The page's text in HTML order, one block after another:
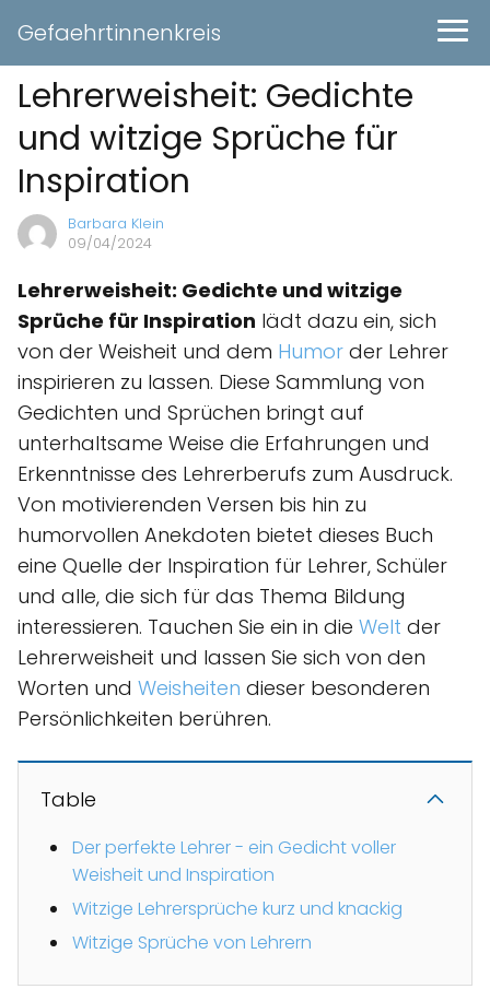
Gefaehrtinnenkreis
Lehrerweisheit: Gedichte
und witzige Sprüche für
Inspiration
Barbara Klein
09/04/2024
Lehrerweisheit: Gedichte und witzige
Sprüche für Inspiration lädt dazu ein, sich
von der Weisheit und dem Humor der Lehrer
inspirieren zu lassen. Diese Sammlung von
Gedichten und Sprüchen bringt auf
unterhaltsame Weise die Erfahrungen und
Erkenntnisse des Lehrerberufs zum Ausdruck.
Von motivierenden Versen bis hin zu
humorvollen Anekdoten bietet dieses Buch
eine Quelle der Inspiration für Lehrer, Schüler
und alle, die sich für das Thema Bildung
interessieren. Tauchen Sie ein in die Welt der
Lehrerweisheit und lassen Sie sich von den
Worten und Weisheiten dieser besonderen
Persönlichkeiten berühren.
Table
Der perfekte Lehrer - ein Gedicht voller
Weisheit und Inspiration
Witzige Lehrersprüche kurz und knackig
Witzige Sprüche von Lehrern